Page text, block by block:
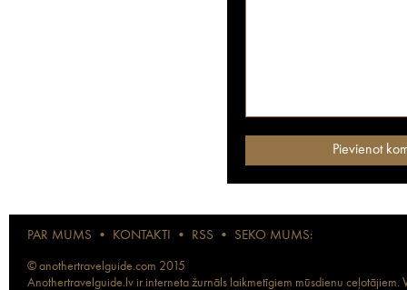
PAR MUMS • KONTAKTI • RSS • SEKO MUMS:
© anothertravelguide.com 2015
Anothertravelguide.lv ir interneta žurnāls laikmetīgiem mūsdienu